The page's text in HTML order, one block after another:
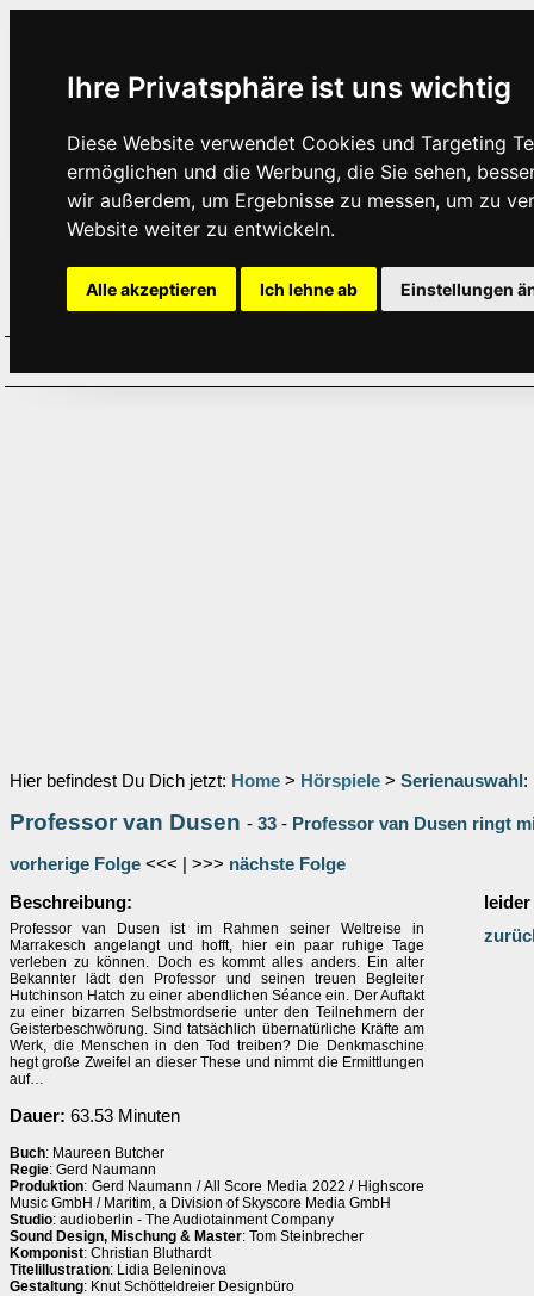
Ihre Privatsphäre ist uns wichtig
Diese Website verwendet Cookies und Targeting
ermöglichen und die Werbung, die Sie sehen,
wir außerdem, um Ergebnisse zu messen, um zu
Website weiter zu entwickeln.
Alle akzeptieren Ich lehne ab Einstellungen
Hier befindest Du Dich jetzt: Home > Hörspiele > Serienauswahl :
Professor van Dusen - 33 - Professor van Dusen ringt
vorherige Folge <<< | >>> nächste Folge
Beschreibung:
Professor van Dusen ist im Rahmen seiner Weltreise in
Marrakesch angelangt und hofft, hier ein paar ruhige Tage
verleben zu können. Doch es kommt alles anders. Ein alter
Bekannter lädt den Professor und seinen treuen Begleiter
Hutchinson Hatch zu einer abendlichen Séance ein. Der Auftakt
zu einer bizarren Selbstmordserie unter den Teilnehmern der
Geisterbeschwörung. Sind tatsächlich übernatürliche Kräfte am
Werk, die Menschen in den Tod treiben? Die Denkmaschine
hegt große Zweifel an dieser These und nimmt die Ermittlungen
auf…
Dauer: 63.53 Minuten
Buch: Maureen Butcher
Regie: Gerd Naumann
Produktion: Gerd Naumann / All Score Media 2022 / Highscore
Music GmbH / Maritim, a Division of Skyscore Media GmbH
Studio: audioberlin - The Audiotainment Company
Sound Design, Mischung & Master: Tom Steinbrecher
Komponist: Christian Bluthardt
Titelillustration: Lidia Beleninova
Gestaltung: Knut Schötteldreier Designbüro